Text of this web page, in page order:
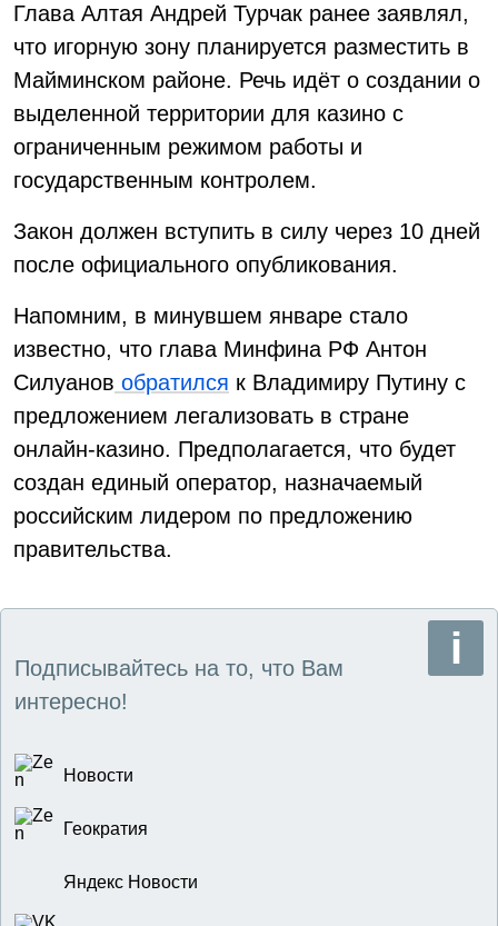
Глава Алтая Андрей Турчак ранее заявлял,
что игорную зону планируется разместить в
Майминском районе. Речь идёт о создании о
выделенной территории для казино с
ограниченным режимом работы и
государственным контролем.
Закон должен вступить в силу через 10 дней
после официального опубликования.
Напомним, в минувшем январе стало
известно, что глава Минфина РФ Антон
Силуанов обратился к Владимиру Путину с
предложением легализовать в стране
онлайн-казино. Предполагается, что будет
создан единый оператор, назначаемый
российским лидером по предложению
правительства.
Подписывайтесь на то, что Вам
интересно!
Новости
Геократия
Яндекс Новости